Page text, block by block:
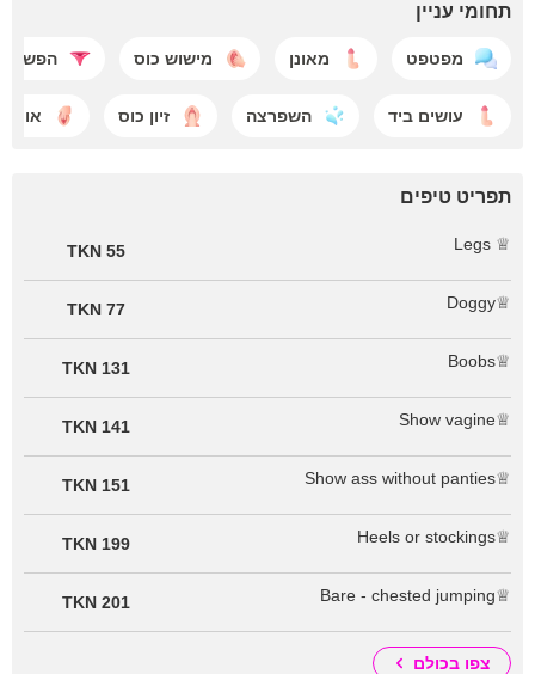
תחומי עניין
מפטפט מאונן מישוש כוס הפשטה
עושים ביד השפרצה זיון כוס
תפריט טיפים
♕ Legs
55 TKN
♕Doggy
77 TKN
♕Boobs
131 TKN
♕Show vagine
141 TKN
♕Show ass without panties
151 TKN
♕Heels or stockings
199 TKN
♕Bare - chested jumping
201 TKN
צפו בכולם